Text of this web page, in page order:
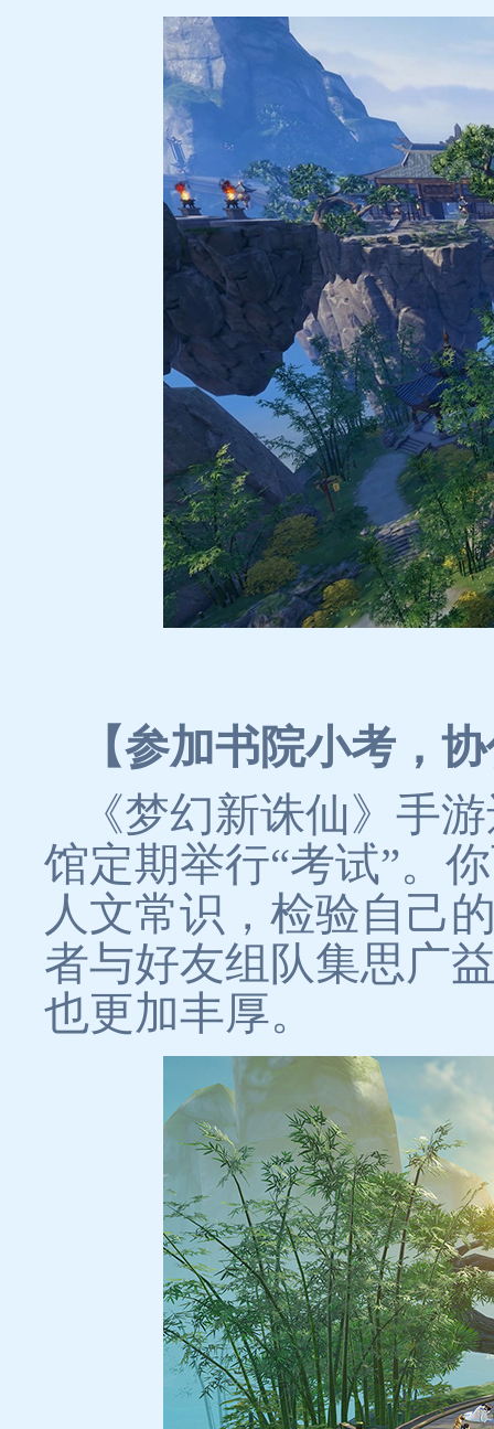
【参加书院小考，
《梦幻新诛仙》手
馆定期举行“考试”。
人文常识，检验自己
者与好友组队集思广
也更加丰厚。